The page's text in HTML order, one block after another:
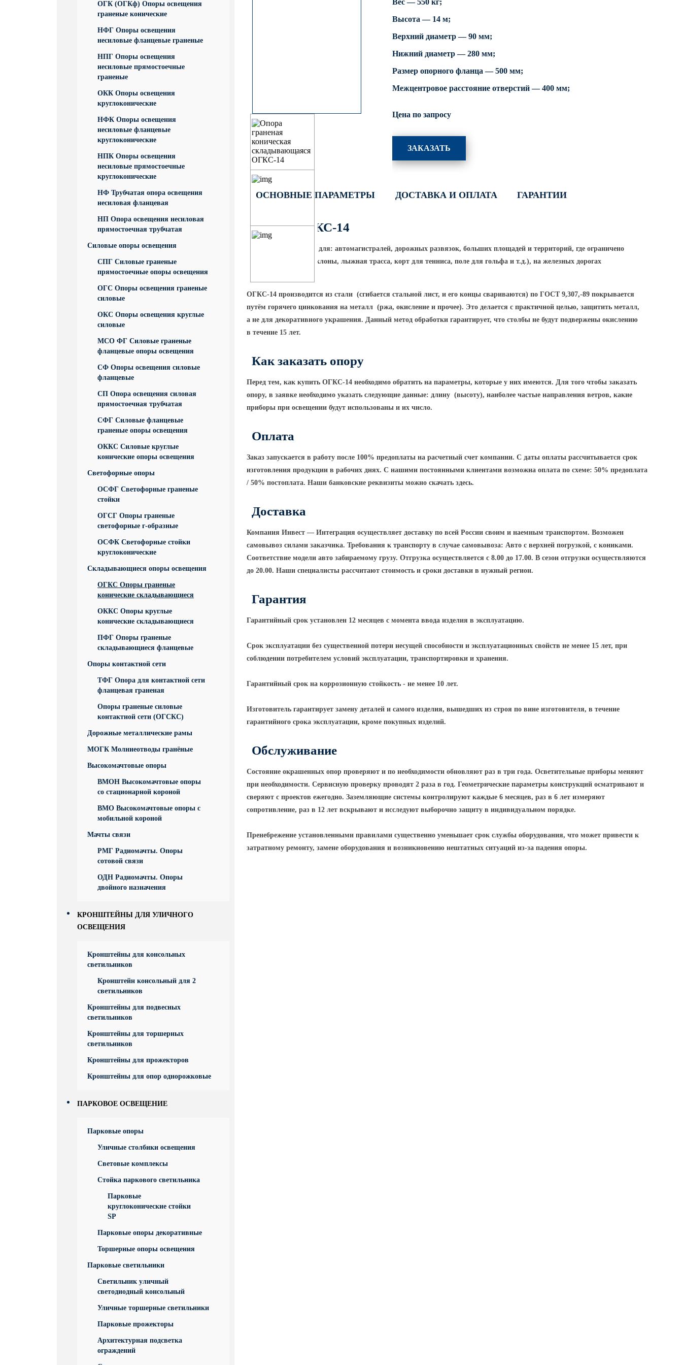
НПК Опоры освещения несиловые
НФ Трубчатая опора освещения
прямостоечная трубчатая
ОККС Силовые круглые
Уличные фонари 1 метр
ОГК (ОГКф) Опоры освещения
граненые конические
НФГ Опоры освещения
несиловые фланцевые граненые
НПГ Опоры освещения
несиловые прямостоечные
граненые
ОКК Опоры освещения
круглоконические
НФК Опоры освещения
несиловые фланцевые
круглоконические
НПК Опоры освещения
несиловые прямостоечные
круглоконические
НФ Трубчатая опора освещения
несиловая фланцевая
НП Опора освещения несиловая
прямостоечная трубчатая
Силовые опоры освещения
СПГ Силовые граненые
прямостоечные опоры освещения
ОГС Опоры освещения граненые
силовые
ОКС Опоры освещения круглые
силовые
МСО ФГ Силовые граненые
фланцевые опоры освещения
СФ Опоры освещения силовые
фланцевые
СП Опора освещения силовая
прямостоечная трубчатая
СФГ Силовые фланцевые
граненые опоры освещения
ОККС Силовые круглые
конические опоры освещения
Светофорные опоры
ОСФГ Светофорные граненые
стойки
ОГСГ Опоры граненые
светофорные г-образные
ОСФК Светофорные стойки
круглоконические
Складывающиеся опоры освещения
ОГКС Опоры граненые
конические складывающиеся
ОККС Опоры круглые
конические складывающиеся
ПФГ Опоры граненые
складывающиеся фланцевые
Опоры контактной сети
ТФГ Опора для контактной сети
фланцевая граненая
Опоры граненые силовые
контактной сети (ОГСКС)
Дорожные металлические рамы
МОГК Молниеотводы гранёные
Высокомачтовые опоры
ВМОН Высокомачтовые опоры
со стационарной короной
ВМО Высокомачтовые опоры с
мобильной короной
Мачты связи
РМГ Радиомачты. Опоры
сотовoй связи
ОДН Радиомачты. Опоры
двойного назначения
КРОНШТЕЙНЫ ДЛЯ УЛИЧНОГО
ОСВЕЩЕНИЯ
Кронштейны для консольных
светильников
Кронштейн консольный для 2
светильников
Кронштейны для подвесных
светильников
Кронштейны для торшерных
светильников
Кронштейны для прожекторов
Кронштейны для опор однорожковые
ПАРКОВОЕ ОСВЕЩЕНИЕ
Парковые опоры
Уличные столбики освещения
Световые комплексы
Стойка паркового светильника
Парковые
круглоконические стойки
SP
Парковые опоры декоративные
Торшерные опоры освещения
Парковые светильники
Светильник уличный
светодиодный консольный
Уличные торшерные светильники
Парковые прожекторы
Архитектурная подсветка
ограждений
Вес — 550 кг;
Высота — 14 м;
Верхний диаметр — 90 мм;
Нижний диаметр — 280 мм;
Размер опорного фланца — 500 мм;
Межцентровое расстояние отверстий — 400 мм;
Цена по запросу
ЗАКАЗАТЬ
ОСНОВНЫЕ ПАРАМЕТРЫ ДОСТАВКА И ОПЛАТА ГАРАНТИИ
Купить ОГКС-14
Опора предназначена для: автомагистралей, дорожных развязок, больших площадей и территорий, где ограничено
склоны, лыжная трасса, корт для тенниса, поле для гольфа и т.д.), на железных дорогах
ОГКС-14 производится из стали (сгибается стальной лист, и его концы свариваются) по ГОСТ 9,307,-89 покрывается
путём горячего цинкования на металл (ржа, окисление и прочее). Это делается с практичной целью, защитить металл,
а не для декоративного украшения. Данный метод обработки гарантирует, что столбы не будут подвержены окислению
в течение 15 лет.
Как заказать опору
Перед тем, как купить ОГКС-14 необходимо обратить на параметры, которые у них имеются. Для того чтобы заказать
опору, в заявке необходимо указать следующие данные: длину (высоту), наиболее частые направления ветров, какие
приборы при освещении будут использованы и их число.
Оплата
Заказ запускается в работу после 100% предоплаты на расчетный счет компании. С даты оплаты рассчитывается срок
изготовления продукции в рабочих днях. С нашими постоянными клиентами возможна оплата по схеме: 50% предоплата
/ 50% постоплата. Наши банковские реквизиты можно скачать здесь.
Доставка
Компания Инвест — Интеграция осуществляет доставку по всей России своим и наемным транспортом. Возможен
самовывоз силами заказчика. Требования к транспорту в случае самовывоза: Авто с верхней погрузкой, с кониками.
Соответствие модели авто забираемому грузу. Отгрузка осуществляется с 8.00 до 17.00. В сезон отгрузки осуществляются
до 20.00. Наши специалисты рассчитают стоимость и сроки доставки в нужный регион.
Гарантия
Гарантийный срок установлен 12 месяцев с момента ввода изделия в эксплуатацию.
Срок эксплуатации без существенной потери несущей способности и эксплуатационных свойств не менее 15 лет, при
соблюдении потребителем условий эксплуатации, транспортировки и хранения.
Гарантийный срок на коррозионную стойкость - не менее 10 лет.
Изготовитель гарантирует замену деталей и самого изделия, вышедших из строя по вине изготовителя, в течение
гарантийного срока эксплуатации, кроме покупных изделий.
Обслуживание
Состояние окрашенных опор проверяют и по необходимости обновляют раз в три года. Осветительные приборы меняют
при необходимости. Сервисную проверку проводят 2 раза в год. Геометрические параметры конструкций осматривают и
сверяют с проектов ежегодно. Заземляющие системы контролируют каждые 6 месяцев, раз в 6 лет измеряют
сопротивление, раз в 12 лет вскрывают и исследуют выборочно защиту в индивидуальном порядке.
Пренебрежение установленными правилами существенно уменьшает срок службы оборудования, что может привести к
затратному ремонту, замене оборудования и возникновению нештатных ситуаций из-за падения опоры.